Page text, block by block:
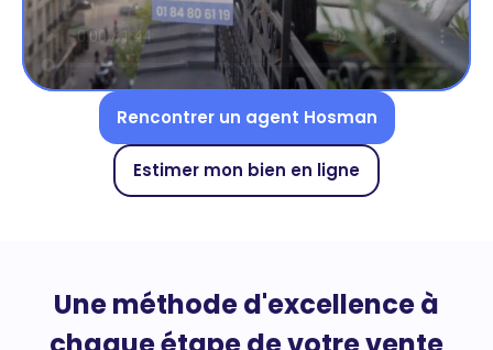
Rencontrer un agent Hosman
Estimer mon bien en ligne
Une méthode d'excellence à